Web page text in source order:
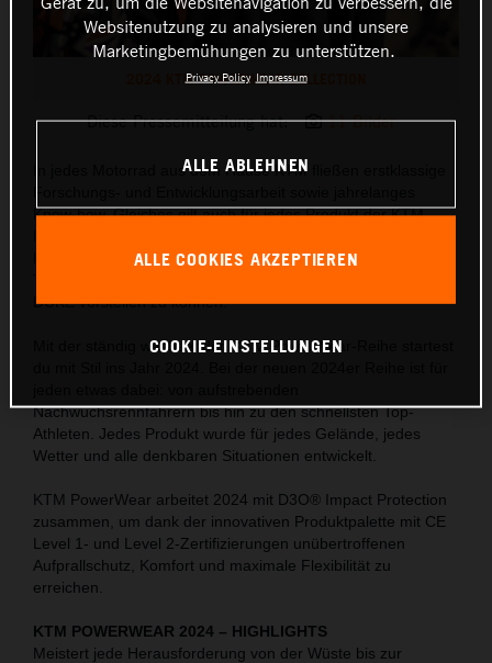
2024 KTM POWERWEAR COLLECTION
Diese Pressemitteilung hat: 11 Bilder
In jedes Motorrad aus dem Hause KTM fließen erstklassige
Know-how. Gleiches gilt auch für jedes Produkt der KTM
PowerWear mit den brandneuen Kollektionen RALLY PRO,
DUKE vorstellen zu können.
Mit der ständig wachsenden KTM PowerWear-Reihe startest
Nachwuchsrennfahrern bis hin zu den schnellsten Top-
Athleten. Jedes Produkt wurde für jedes Gelände, jedes
Wetter und alle denkbaren Situationen entwickelt.
KTM PowerWear arbeitet 2024 mit D3O® Impact Protection
zusammen, um dank der innovativen Produktpalette mit CE
Level 1- und Level 2-Zertifizierungen unübertroffenen
Aufprallschutz, Komfort und maximale Flexibilität zu
erreichen.
KTM POWERWEAR 2024 – HIGHLIGHTS
Meistert jede Herausforderung von der Wüste bis zur
Websitenutzung zu analysieren und unsere
Marketingbemühungen zu unterstützen.
Privacy Policy Impressum
ALLE ABLEHNEN
ALLE COOKIES AKZEPTIEREN
COOKIE-EINSTELLUNGEN